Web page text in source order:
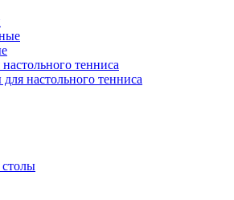
тенниса
настольного тенниса